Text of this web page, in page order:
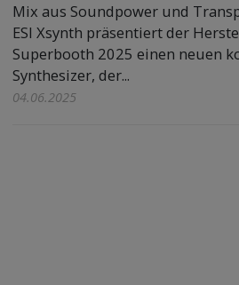
Mix aus Soundpower und
ESI Xsynth präsentiert der
Superbooth 2025 einen neuen
Synthesizer, der...
04.06.2025